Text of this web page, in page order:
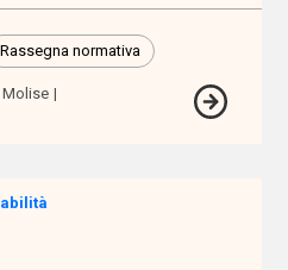
Rassegna normativa
Molise